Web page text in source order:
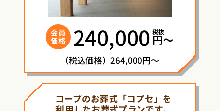
会員
価格 240,000 税抜
円〜
（税込価格）264,000円～
コープのお葬式「コプセ」を